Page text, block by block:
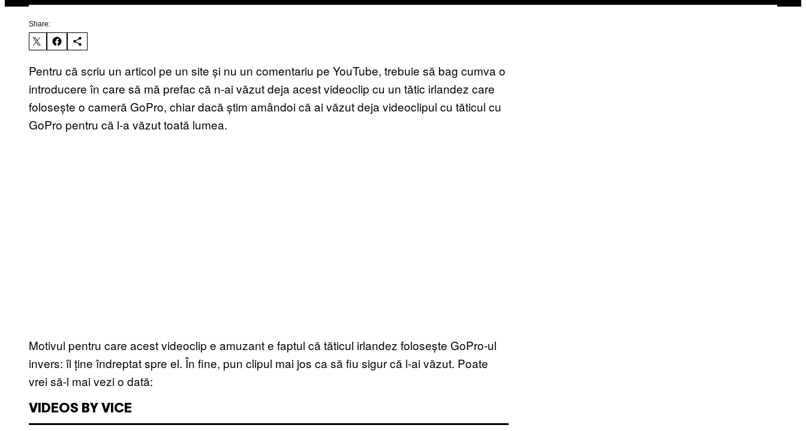
Share:
Pentru că scriu un articol pe un site și nu un comentariu pe YouTube, trebuie să bag cumva o
introducere în care să mă prefac că n-ai văzut deja acest videoclip cu un tătic irlandez care
folosește o cameră GoPro, chiar dacă știm amândoi că ai văzut deja videoclipul cu tăticul cu
GoPro pentru că l-a văzut toată lumea.
Motivul pentru care acest videoclip e amuzant e faptul că tăticul irlandez folosește GoPro-ul
invers: îl ține îndreptat spre el. În fine, pun clipul mai jos ca să fiu sigur că l-ai văzut. Poate
vrei să-l mai vezi o dată:
VIDEOS BY VICE